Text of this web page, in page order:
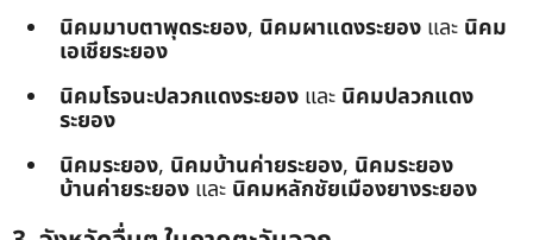
นิคมมาบตาพุดระยอง, นิคมผาแดงระยอง และ นิคม
เอเชียระยอง
นิคมโรจนะปลวกแดงระยอง และ นิคมปลวกแดง
ระยอง
นิคมระยอง, นิคมบ้านค่ายระยอง, นิคมระยอง
บ้านค่ายระยอง และ นิคมหลักชัยเมืองยางระยอง